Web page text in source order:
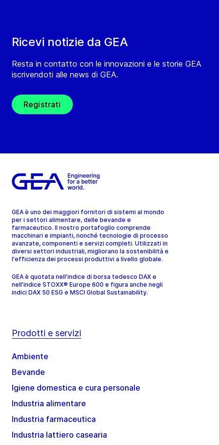
Ricevi notizie da GEA
Resta in contatto con le innovazioni e le storie GEA
iscrivendoti alle news di GEA.
Registrati
GEA è uno dei maggiori fornitori di sistemi al mondo
per i settori alimentare, delle bevande e
farmaceutico. Il nostro portafoglio comprende
macchinari e impianti, nonché tecnologie di processo
avanzate, componenti e servizi completi. Utilizzati in
diversi settori industriali, migliorano la sostenibilità e
l'efficienza dei processi produttivi a livello globale.
GEA è quotata nell'indice di borsa tedesco DAX e
nell'indice STOXX® Europe 600 e figura anche negli
indici DAX 50 ESG e MSCI Global Sustainability.
Prodotti e servizi
Ambiente
Bevande
Igiene domestica e cura personale
Industria alimentare
Industria farmaceutica
Industria lattiero casearia